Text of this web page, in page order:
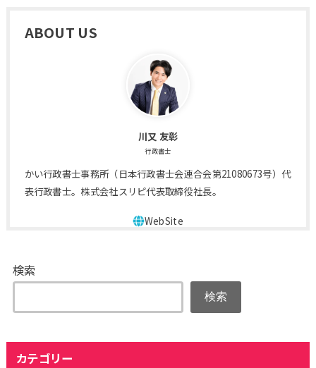
ABOUT US
川又 友彰
行政書士
かい行政書士事務所（日本行政書士会連合会第21080673号）代
表行政書士。株式会社スリピ代表取締役社長。
検索
検索
カテゴリー